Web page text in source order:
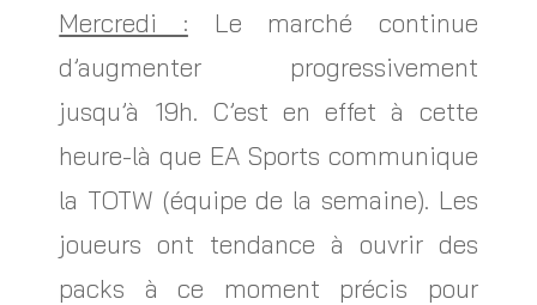
Mercredi : Le marché continue
d’augmenter progressivement
jusqu’à 19h. C’est en effet à cette
heure-là que EA Sports communique
la TOTW (équipe de la semaine). Les
joueurs ont tendance à ouvrir des
packs à ce moment précis pour